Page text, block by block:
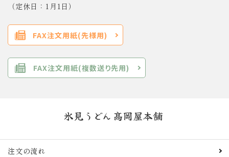
（定休日：1月1日）
FAX注文用紙(先様用)
FAX注文用紙(複数送り先用)
注文の流れ